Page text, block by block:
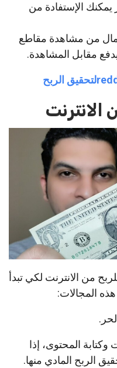
الإستفادة من
من مشاهدة مقاطع
يدفع مقابل المشاهدة.
من الانترنت لكي تبدأ
المجالات:
المحتوى، إذا
الربح المادي منها.